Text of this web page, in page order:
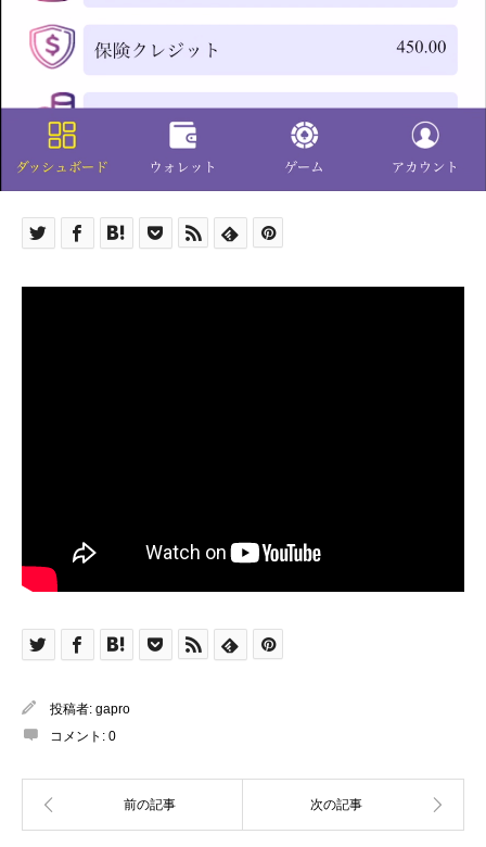
投稿者: gapro
コメント: 0